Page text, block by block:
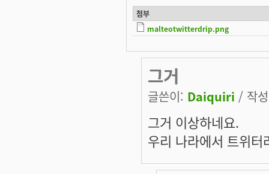
첨부
malteotwitterdrip.png
그거
글쓴이: Daiquiri / 작
그거 이상하네요.
우리 나라에서 트위